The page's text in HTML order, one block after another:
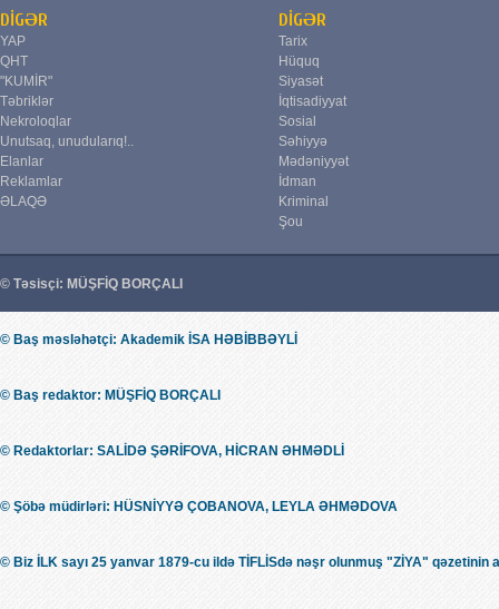
DİGƏR
YAP
QHT
"KUMİR"
Təbriklər
Nekroloqlar
Unutsaq, unudularıq!..
Elanlar
Reklamlar
ƏLAQƏ
DİGƏR
Tarix
Hüquq
Siyasət
İqtisadiyyat
Sosial
Səhiyyə
Mədəniyyət
İdman
Kriminal
Şou
© Təsisçi: MÜŞFİQ BORÇALI
© Baş məsləhətçi: Akademik İSA HƏBİBBƏYLİ
© Baş redaktor: MÜŞFİQ BORÇALI
© Redaktorlar: SALİDƏ ŞƏRİFOVA, HİCRAN ƏHMƏDLİ
© Şöbə müdirləri: HÜSNİYYƏ ÇOBANOVA, LEYLA ƏHMƏDOVA
© Biz İLK sayı 25 yanvar 1879-cu ildə TİFLİSdə nəşr olunmuş "ZİYA" qəzetinin